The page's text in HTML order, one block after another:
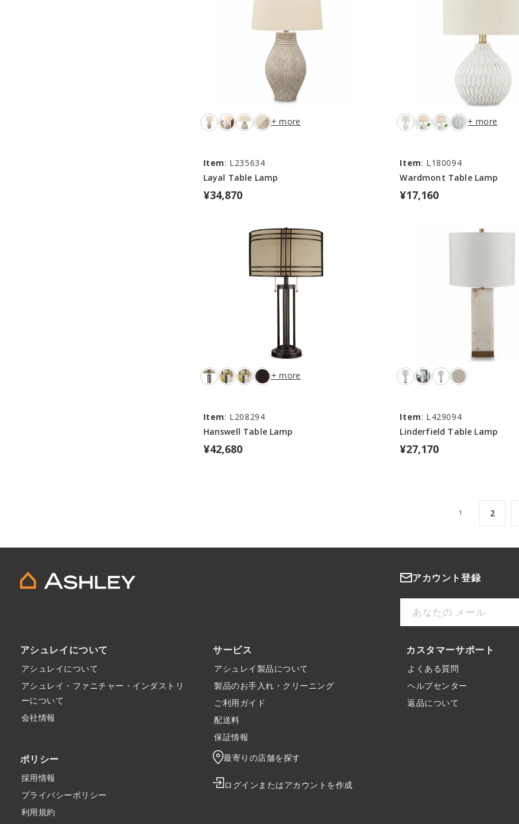
+ more
Item: L235634
Layal Table Lamp
¥34,870
+ more
Item: L180094
Wardmont Table Lamp
¥17,160
+ more
Item: L208294
Hanswell Table Lamp
¥42,680
Item: L429094
Linderfield Table Lamp
¥27,170
1 2
アカウント登録
あなたの メール
アシュレイについて
アシュレイについて
アシュレイ・ファニチャー・インダストリ
ーについて
会社情報
サービス
アシュレイ製品について
製品のお手入れ・クリーニング
ご利用ガイド
配送料
保証情報
カスタマーサポート
よくある質問
ヘルプセンター
返品について
ポリシー
採用情報
プライバシーポリシー
利用規約
最寄りの店舗を探す
ログインまたはアカウントを作成